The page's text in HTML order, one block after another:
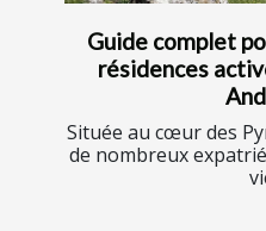
Guide complet
résidences
Située au cœur des
de nombreux